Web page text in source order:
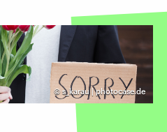
© s_karau | photocase.de